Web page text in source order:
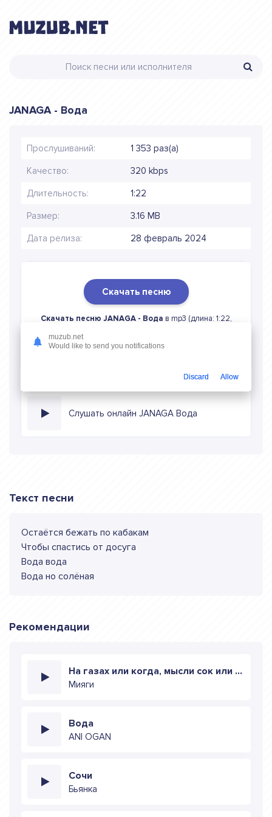
JANAGA - Вода
Прослушиваний: 1 353 раз(а)
Качество: 320 kbps
Длительность: 1:22
Размер: 3.16 MB
Дата релиза: 28 февраль 2024
Скачать песню
Скачать песню JANAGA - Вода в mp3 (длина: 1:22,
режиме онлайн
Слушать онлайн JANAGA Вода
Текст песни
Остаётся бежать по кабакам
Чтобы спастись от досуга
Вода вода
Вода но солёная
Рекомендации
На газах или когда, мысли сок или вода
Мияги
Вода
ANI OGAN
Сочи
Бьянка
muzub.net
Would like to send you notifications
Discard Allow